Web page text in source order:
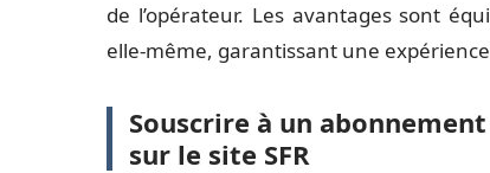
de l’opérateur. Les avantages sont
elle-même, garantissant une
Souscrire à un
sur le site SFR